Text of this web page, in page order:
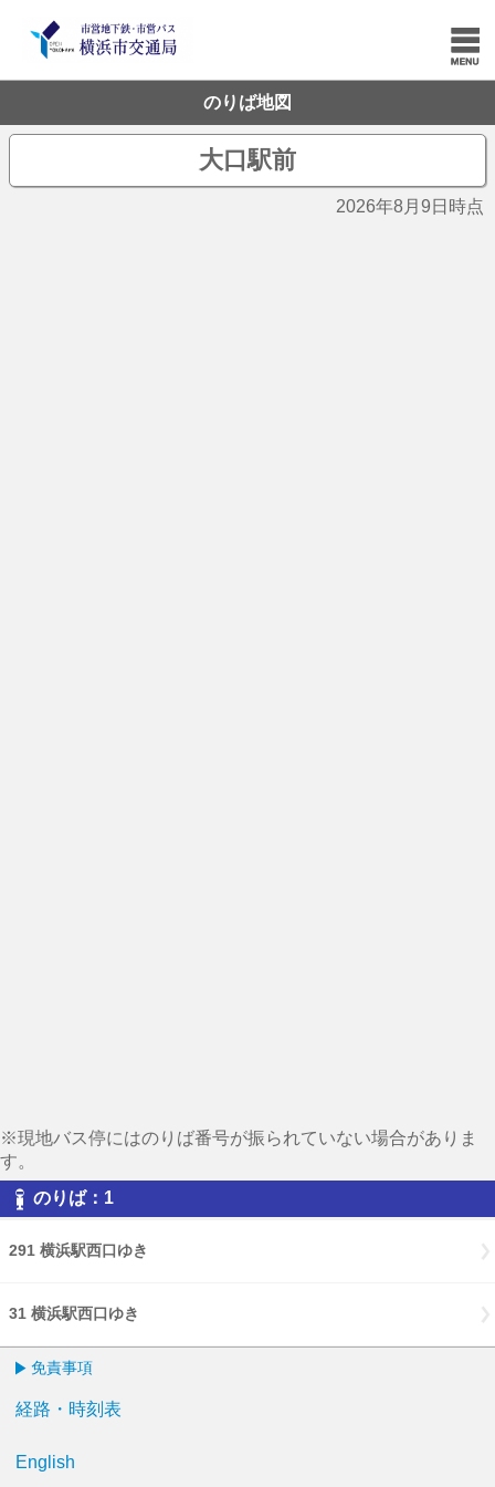
のりば地図
大口駅前
2026年8月9日時点
※現地バス停にはのりば番号が振られていない場合がありま
す。
のりば：1
291 横浜駅西口ゆき
31 横浜駅西口ゆき
免責事項
経路・時刻表
English